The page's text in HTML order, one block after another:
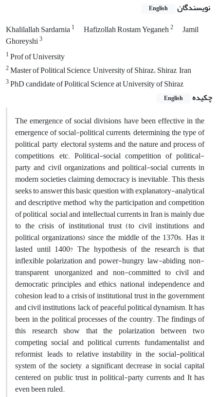
نویسندگان English
Khalilallah Sardarnia1 Hafizollah Rostam Yeganeh2
Jamil
Ghoreyshi3
1Prof of University
2Master of Political Science, University of Shiraz، Shiraz, Iran
3PhD candidate of Political Science at University of Shiraz
چکیده
English
The emergence of social divisions have been effective in the
emergence of social-political currents, determining the type of
political, party, electoral systems and the nature and process of
competitions, etc. Political-social competition of political-
party and civil organizations and political-social currents in
modern societies claiming democracy is inevitable. This thesis
seeks to answer this basic question with explanatory-analytical
and descriptive method, why the participation and competition
of political, social and intellectual currents in Iran is mainly due
to the crisis of institutional trust (to civil institutions and
political organizations) since the middle of the 1370s. Has it
lasted until 1400? The hypothesis of the research is that
inflexible polarization and power-hungry, law-abiding, non-
transparent, unorganized and non-committed to civil and
democratic principles and ethics, national independence and
cohesion lead to a crisis of institutional trust in the government
and civil institutions, lack of peaceful political dynamism. It has
been in the political processes of the country. The findings of
this research show that the polarization between two
competing social and political currents, fundamentalist and
reformist, leads to relative instability in the social-political
system of the society, a significant decrease in social capital
centered on public trust in political-party currents and It has
even been ruled.